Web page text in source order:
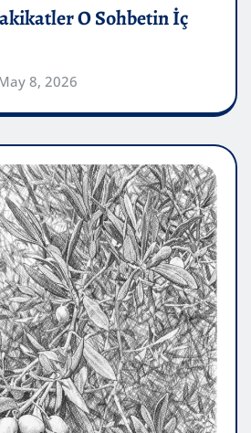
O Sohbetin İç
8, 2026